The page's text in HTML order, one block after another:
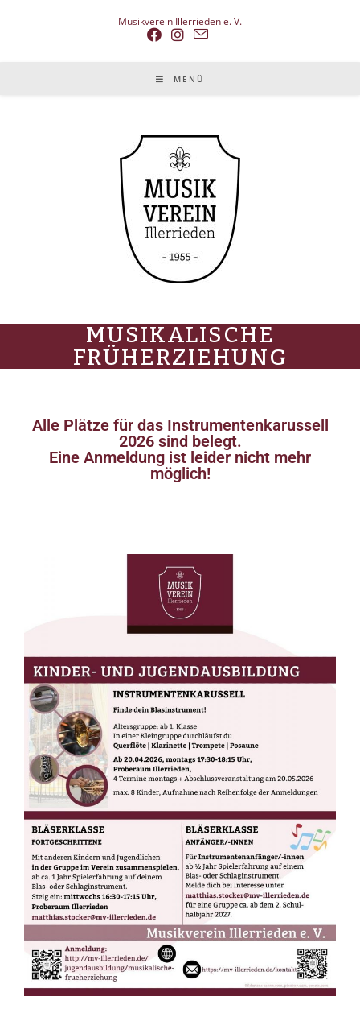
Musikverein Illerrieden e. V.
MENÜ
MUSIKALISCHE
FRÜHERZIEHUNG
Alle Plätze für das Instrumentenkarussell
2026 sind belegt.
Eine Anmeldung ist leider nicht mehr
möglich!